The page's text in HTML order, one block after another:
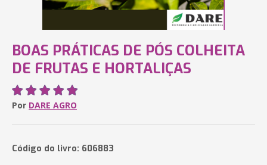
BOAS PRÁTICAS DE PÓS COLHEITA
DE FRUTAS E HORTALIÇAS
Por DARE AGRO
Código do livro: 606883